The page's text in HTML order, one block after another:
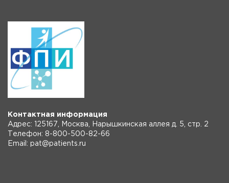
Контактная информация
Адрес: 125167, Москва, Нарышкинская аллея д. 5, стр. 2
Телефон: 8-800-500-82-66
Email: pat@patients.ru